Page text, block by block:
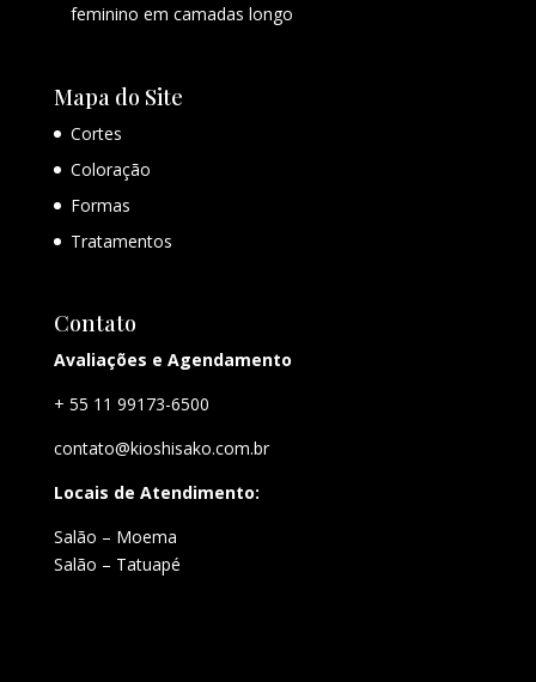
feminino em camadas longo
Mapa do Site
Cortes
Coloração
Formas
Tratamentos
Contato
Avaliações e Agendamento
+ 55 11 99173-6500
contato@kioshisako.com.br
Locais de Atendimento:
Salão – Moema
Salão – Tatuapé